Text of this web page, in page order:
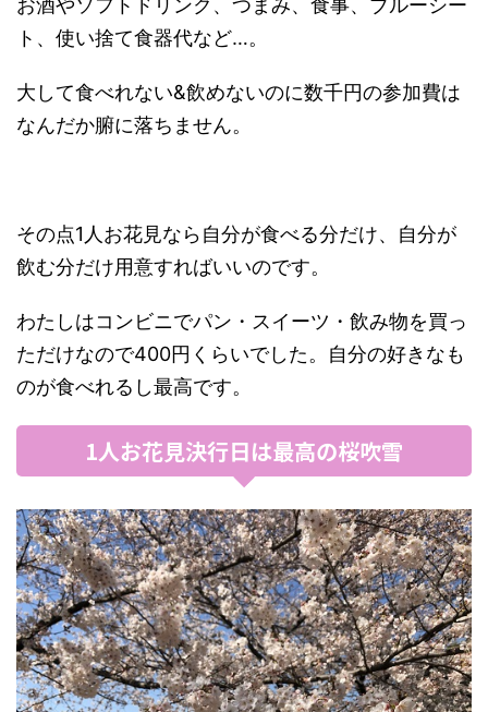
お酒やソフトドリンク、つまみ、食事、ブルーシー
ト、使い捨て食器代など…。
大して食べれない&飲めないのに数千円の参加費は
なんだか腑に落ちません。
その点1人お花見なら自分が食べる分だけ、自分が
飲む分だけ用意すればいいのです。
わたしはコンビニでパン・スイーツ・飲み物を買っ
ただけなので400円くらいでした。自分の好きなも
のが食べれるし最高です。
1人お花見決行日は最高の桜吹雪